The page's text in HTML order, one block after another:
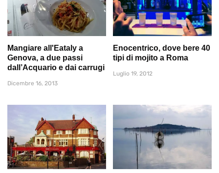
Mangiare all'Eataly a
Genova, a due passi
dall’Acquario e dai carrugi
Dicembre 16, 2013
Enocentrico, dove bere 40
tipi di mojito a Roma
Luglio 19, 2012